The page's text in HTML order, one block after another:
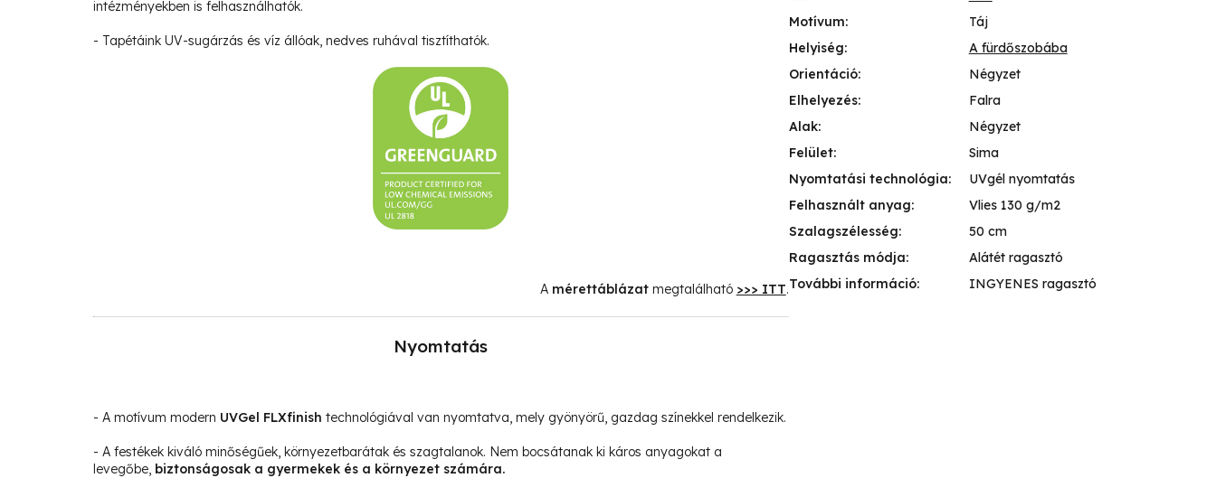
intézményekben is felhasználhatók.
- Tapétáink UV-sugárzás és víz állóak, nedves ruhával tisztíthatók.
A mérettáblázat megtalálható >>> ITT.
Nyomtatás
- A motívum modern UVGel FLXfinish technológiával van nyomtatva, mely gyönyörű, gazdag színekkel rendelkezik.
- A festékek kiváló minőségűek, környezetbarátak és szagtalanok. Nem bocsátanak ki káros anyagokat a
levegőbe, biztonságosak a gyermekek és a környezet számára.
Motívum:
Táj
Helyiség:
A fürdőszobába
Orientáció:
Négyzet
Elhelyezés:
Falra
Alak:
Négyzet
Felület:
Sima
Nyomtatási technológia:
UVgél nyomtatás
Felhasznált anyag:
Vlies 130 g/m2
Szalagszélesség:
50 cm
Ragasztás módja:
Alátét ragasztó
További információ: INGYENES ragasztó